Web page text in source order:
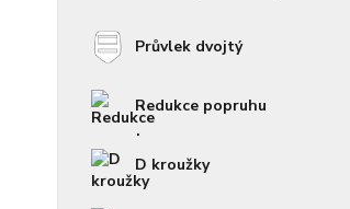
Průvlek dvojtý
Redukce popruhu
D kroužky